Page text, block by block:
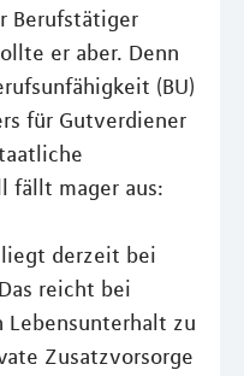
Berufstätiger
er aber. Denn
(BU)
für Gutverdiener
fällt mager aus:
derzeit bei
reicht bei
zu
Zusatzvorsorge